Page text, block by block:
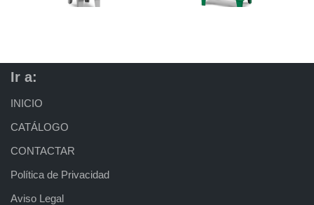
Ir a:
INICIO
CATÁLOGO
CONTACTAR
Política de Privacidad
Aviso Legal